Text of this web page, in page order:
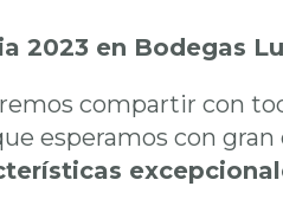
2023 en Bodegas
compartir con
esperamos con